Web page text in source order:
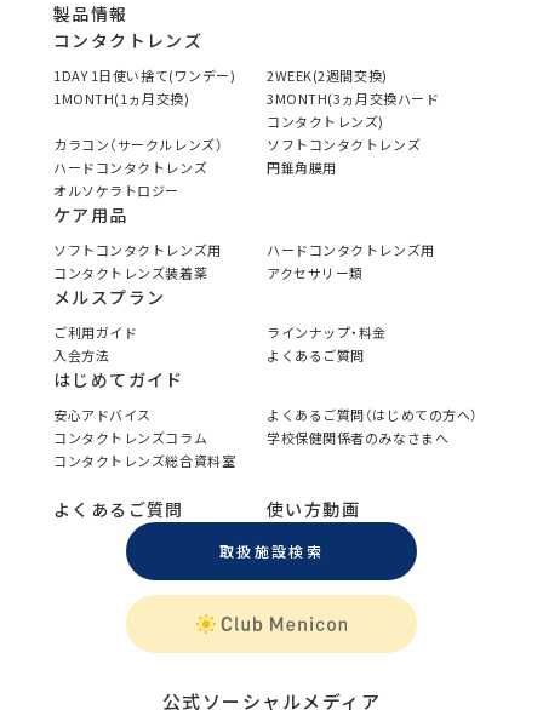
製品情報
コンタクトレンズ
1DAY 1日使い捨て(ワンデー)
2WEEK(2週間交換)
1MONTH(1ヵ月交換)
3MONTH(3ヵ月交換ハード
コンタクトレンズ)
カラコン（サークルレンズ）
ソフトコンタクトレンズ
ハードコンタクトレンズ
円錐角膜用
オルソケラトロジー
ケア用品
ソフトコンタクトレンズ用
ハードコンタクトレンズ用
コンタクトレンズ装着薬
アクセサリー類
メルスプラン
ご利用ガイド
ラインナップ・料金
入会方法
よくあるご質問
はじめてガイド
安心アドバイス
よくあるご質問（はじめての方へ）
コンタクトレンズコラム
学校保健関係者のみなさまへ
コンタクトレンズ総合資料室
よくあるご質問 使い方動画
取扱施設検索
公式ソーシャルメディア